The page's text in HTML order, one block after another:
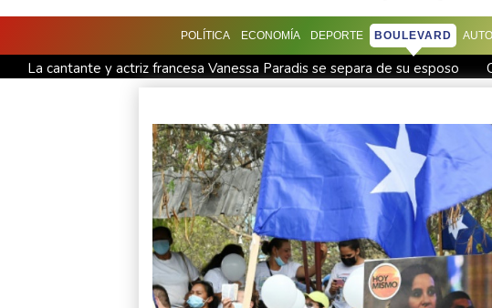
POLÍTICA ECONOMÍA DEPORTE BOULEVARD
La cantante y actriz francesa Vanessa Paradis se separa de su esposo
El fondo estadounidense Apollo confirma la compra de EasyJet por
Adolescente armado mata a ocho personas en Tailandia, seis de ellas en
Al menos cuatro muertos y 15 heridos por tiroteo en una escuela de